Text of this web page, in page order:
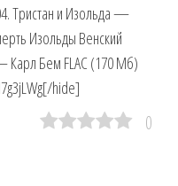
Тристан и Изольда —
Изольды Венский
Бем FLAC (170 Мб)
hide]
0